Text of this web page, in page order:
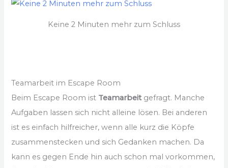
Keine 2 Minuten mehr zum Schluss
Teamarbeit im Escape Room
Beim Escape Room ist Teamarbeitgefragt. Manche
Aufgaben lassen sich nicht alleine lösen. Bei anderen
ist es einfach hilfreicher, wenn alle kurz die Köpfe
zusammenstecken und sich Gedanken machen. Da
kann es gegen Ende hin auch schon mal vorkommen,